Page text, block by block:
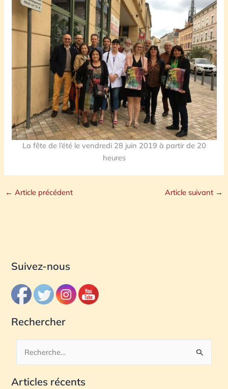
La fête de l’été le vendredi 28 juin 2019 à partir de 20
heures
← Article précédent Article suivant →
Suivez-nous
Rechercher
c
Articles récents